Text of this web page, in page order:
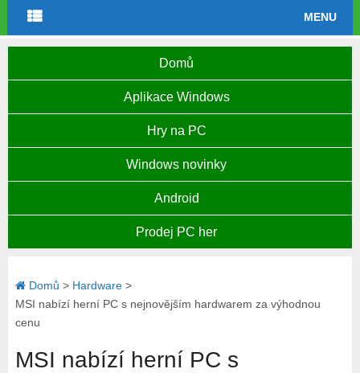
MENU
Domů
Aplikace Windows
Hry na PC
Windows novinky
Android
Prodej PC her
Domů > Hardware>
MSI nabízí herní PC s nejnovějším hardwarem za výhodnou
cenu
MSI nabízí herní PC s